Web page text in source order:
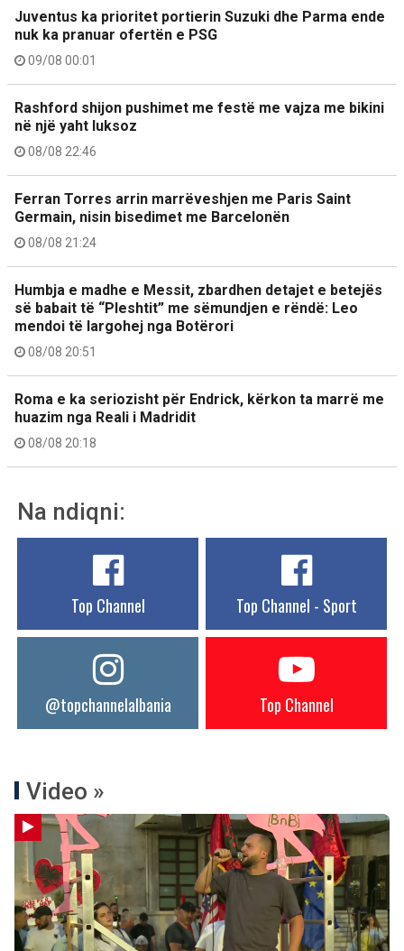
Juventus ka prioritet portierin Suzuki dhe Parma ende
nuk ka pranuar ofertën e PSG
09/08 00:01
Rashford shijon pushimet me festë me vajza me bikini
në një yaht luksoz
08/08 22:46
Ferran Torres arrin marrëveshjen me Paris Saint
Germain, nisin bisedimet me Barcelonën
08/08 21:24
Humbja e madhe e Messit, zbardhen detajet e betejës
së babait të “Pleshtit” me sëmundjen e rëndë: Leo
mendoi të largohej nga Botërori
08/08 20:51
Roma e ka seriozisht për Endrick, kërkon ta marrë me
huazim nga Reali i Madridit
08/08 20:18
Na ndiqni:
Top Channel Top Channel - Sport
@topchannelalbania Top Channel
Video »